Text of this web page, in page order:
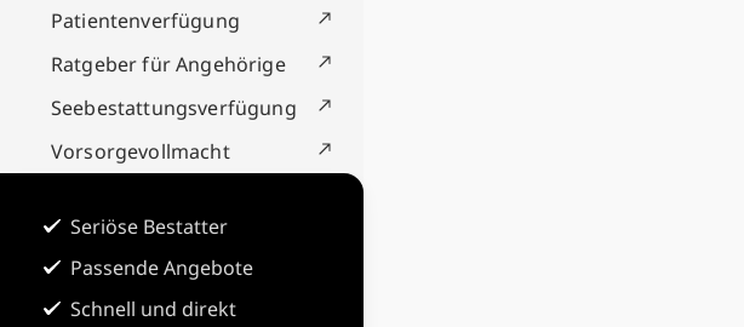
Patientenverfügung
Ratgeber für Angehörige
Seebestattungsverfügung
Vorsorgevollmacht
Seriöse Bestatter
Passende Angebote
Schnell und direkt